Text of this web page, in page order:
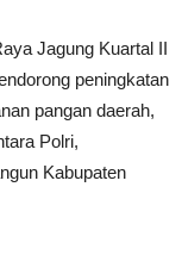
Jagung Kuartal II
peningkatan
pangan daerah,
Polri,
Kabupaten